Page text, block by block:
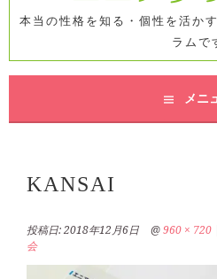
本当の性格を知る・個性を活か
ラムで
メニ
KANSAI
投稿日:2018年12月6日 @960 × 720
会